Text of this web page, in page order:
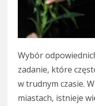
Wybór
zadanie, które
w trudnym czasie.
miastach, istnieje